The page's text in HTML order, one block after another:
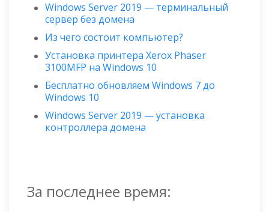
Windows Server 2019 — терминальный
сервер без домена
Из чего состоит компьютер?
Установка принтера Xerox Phaser
3100MFP на Windows 10
Бесплатно обновляем Windows 7 до
Windows 10
Windows Server 2019 — установка
контроллера домена
За последнее время: